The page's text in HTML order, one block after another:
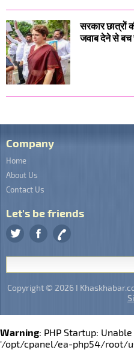
सरकार छात्रों
जवाब देने से बच
Company
Home
About Us
Contact Us
Let's be friends
Copyright © 2026 I
Warning: PHP Startup:
'/opt/cpanel/ea-php54/root/